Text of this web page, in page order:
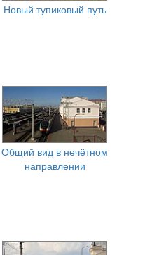
Новый тупиковый путь
Общий вид в нечётном
направлении